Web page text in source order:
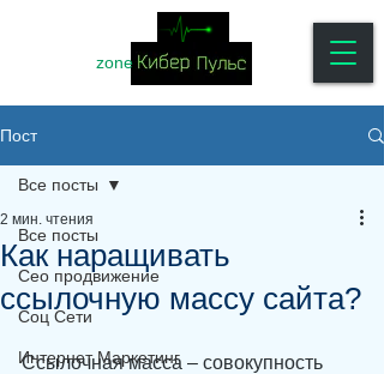
zone
Пост
Все посты
Сео продвижение
Соц Сети
Интернет Маркетинг
Все посты
Как наращивать
ссылочную массу сайта?
2 мин. чтения
Ссылочная масса – совокупность